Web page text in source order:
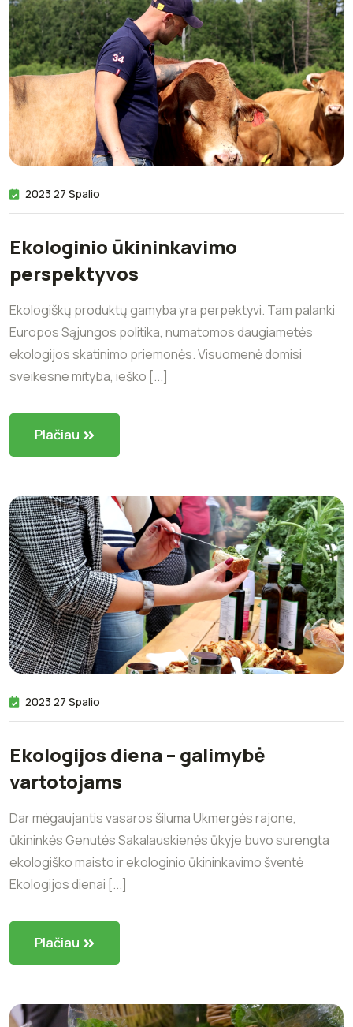
2023 27 Spalio
Ekologinio ūkininkavimo
perspektyvos
Ekologiškų produktų gamyba yra perpektyvi. Tam palanki
Europos Sąjungos politika, numatomos daugiametės
ekologijos skatinimo priemonės. Visuomenė domisi
sveikesne mityba, ieško [...]
Plačiau
2023 27 Spalio
Ekologijos diena – galimybė
vartotojams
Dar mėgaujantis vasaros šiluma Ukmergės rajone,
ūkininkės Genutės Sakalauskienės ūkyje buvo surengta
ekologiško maisto ir ekologinio ūkininkavimo šventė
Ekologijos dienai [...]
Plačiau